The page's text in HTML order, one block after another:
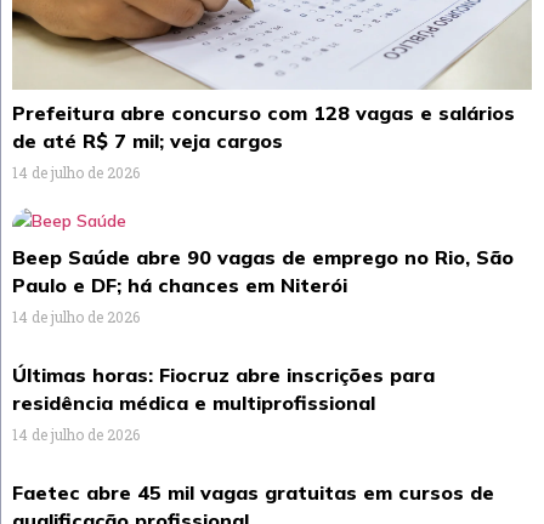
Prefeitura abre concurso com 128 vagas e salários
de até R$ 7 mil; veja cargos
14 de julho de 2026
Beep Saúde abre 90 vagas de emprego no Rio, São
Paulo e DF; há chances em Niterói
14 de julho de 2026
Últimas horas: Fiocruz abre inscrições para
residência médica e multiprofissional
14 de julho de 2026
Faetec abre 45 mil vagas gratuitas em cursos de